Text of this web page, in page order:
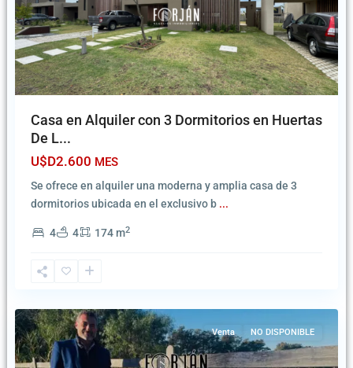
Casa en Alquiler con 3 Dormitorios en Huertas
De L...
U$D2.600 MES
Se ofrece en alquiler una moderna y amplia casa de 3
dormitorios ubicada en el exclusivo b ...
4 4 174 m2
Ciudad
la
Venta NO DISPONIBLE